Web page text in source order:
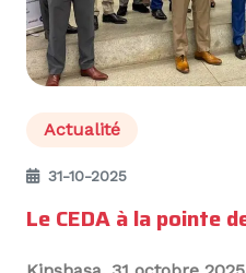
Actualité
31-10-2025